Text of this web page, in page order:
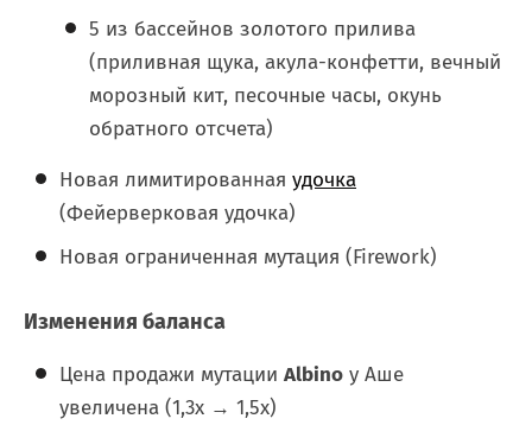
5 из бассейнов золотого прилива
(приливная щука, акула-конфетти, вечный
морозный кит, песочные часы, окунь
обратного отсчета)
Новая лимитированная удочка
(Фейерверковая удочка)
Новая ограниченная мутация (Firework)
Изменения баланса
Цена продажи мутации Albino у Аше
увеличена (1,3x → 1,5x)